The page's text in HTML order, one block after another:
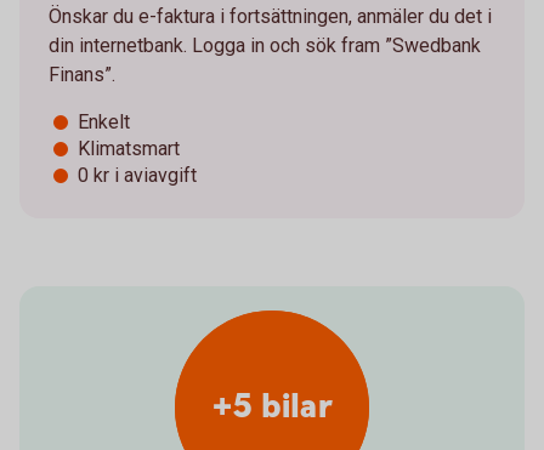
Önskar du e-faktura i fortsättningen, anmäler du det i
din internetbank. Logga in och sök fram ”Swedbank
Finans”.
Enkelt
Klimatsmart
0 kr i aviavgift
+5 bilar